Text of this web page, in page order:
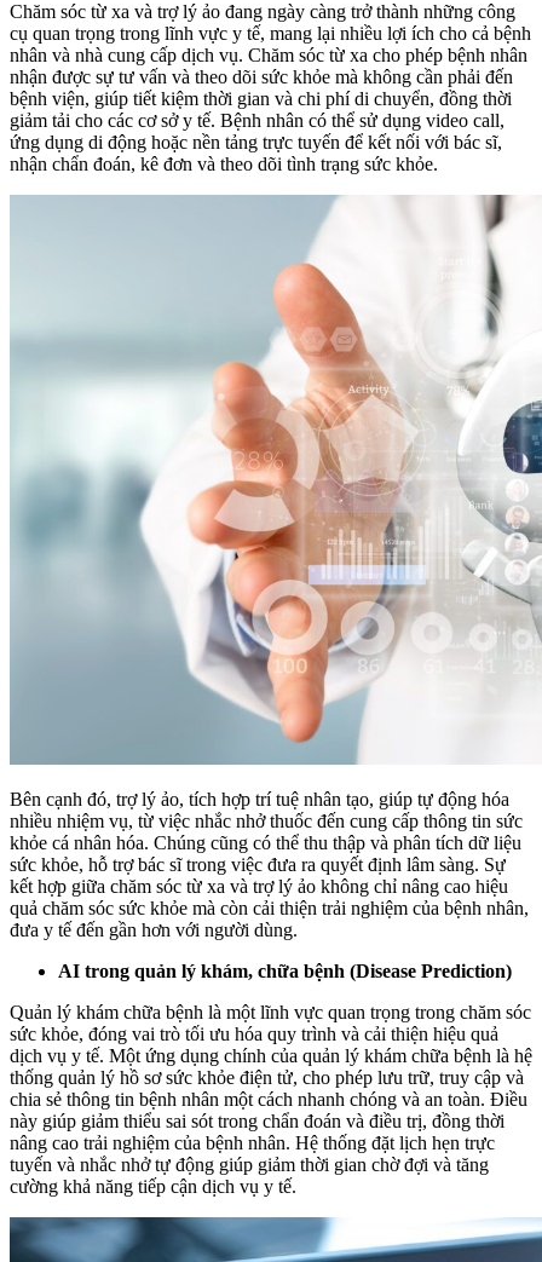
Chăm sóc từ xa và trợ lý ảo đang ngày càng trở thành những công
cụ quan trọng trong lĩnh vực y tế, mang lại nhiều lợi ích cho cả bệnh
nhân và nhà cung cấp dịch vụ. Chăm sóc từ xa cho phép bệnh nhân
nhận được sự tư vấn và theo dõi sức khỏe mà không cần phải đến
bệnh viện, giúp tiết kiệm thời gian và chi phí di chuyển, đồng thời
giảm tải cho các cơ sở y tế. Bệnh nhân có thể sử dụng video call,
ứng dụng di động hoặc nền tảng trực tuyến để kết nối với bác sĩ,
nhận chẩn đoán, kê đơn và theo dõi tình trạng sức khỏe.
Bên cạnh đó, trợ lý ảo, tích hợp trí tuệ nhân tạo, giúp tự động hóa
nhiều nhiệm vụ, từ việc nhắc nhở thuốc đến cung cấp thông tin sức
khỏe cá nhân hóa. Chúng cũng có thể thu thập và phân tích dữ liệu
sức khỏe, hỗ trợ bác sĩ trong việc đưa ra quyết định lâm sàng. Sự
kết hợp giữa chăm sóc từ xa và trợ lý ảo không chỉ nâng cao hiệu
quả chăm sóc sức khỏe mà còn cải thiện trải nghiệm của bệnh nhân,
đưa y tế đến gần hơn với người dùng.
AI trong quản lý khám, chữa bệnh (Disease Prediction)
Quản lý khám chữa bệnh là một lĩnh vực quan trọng trong chăm sóc
sức khỏe, đóng vai trò tối ưu hóa quy trình và cải thiện hiệu quả
dịch vụ y tế. Một ứng dụng chính của quản lý khám chữa bệnh là hệ
thống quản lý hồ sơ sức khỏe điện tử, cho phép lưu trữ, truy cập và
chia sẻ thông tin bệnh nhân một cách nhanh chóng và an toàn. Điều
này giúp giảm thiểu sai sót trong chẩn đoán và điều trị, đồng thời
nâng cao trải nghiệm của bệnh nhân. Hệ thống đặt lịch hẹn trực
tuyến và nhắc nhở tự động giúp giảm thời gian chờ đợi và tăng
cường khả năng tiếp cận dịch vụ y tế.